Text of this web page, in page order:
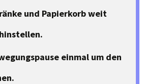
und Papierkorb weit
einmal um den